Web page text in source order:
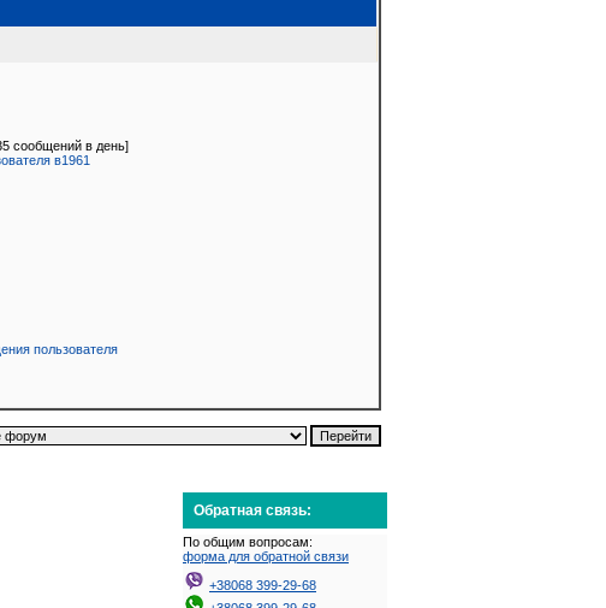
сообщений в день]
в1961
пользователя
Обратная связь:
По общим вопросам:
форма для обратной связи
+38068 399-29-68